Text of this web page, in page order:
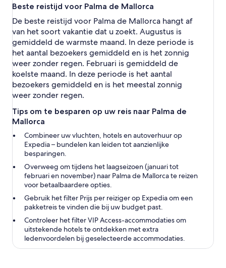
Beste reistijd voor Palma de Mallorca
De beste reistijd voor Palma de Mallorca hangt af
van het soort vakantie dat u zoekt. Augustus is
gemiddeld de warmste maand. In deze periode is
het aantal bezoekers gemiddeld en is het zonnig
weer zonder regen. Februari is gemiddeld de
koelste maand. In deze periode is het aantal
bezoekers gemiddeld en is het meestal zonnig
weer zonder regen.
Tips om te besparen op uw reis naar Palma de
Mallorca
Combineer uw vluchten, hotels en autoverhuur op
Expedia – bundelen kan leiden tot aanzienlijke
besparingen.
Overweeg om tijdens het laagseizoen (januari tot
februari en november) naar Palma de Mallorca te reizen
voor betaalbaardere opties.
Gebruik het filter Prijs per reiziger op Expedia om een
pakketreis te vinden die bij uw budget past.
Controleer het filter VIP Access-accommodaties om
uitstekende hotels te ontdekken met extra
ledenvoordelen bij geselecteerde accommodaties.